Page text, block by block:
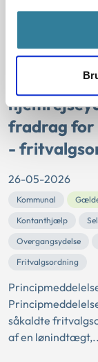
26 om
fradrag
-
26-05-2026
Kommunal
Kontanthjælp
Overgangsydelse
Fritvalgsordning
såkaldte
af en